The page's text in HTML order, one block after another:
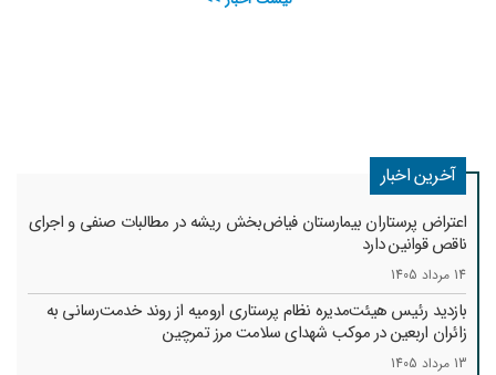
آخرین اخبار
اعتراض پرستاران بیمارستان فیاض‌بخش ریشه در مطالبات صنفی و اجرای
ناقص قوانین دارد
14 مرداد 1405
بازدید رئیس هیئت‌مدیره نظام پرستاری ارومیه از روند خدمت‌رسانی به
زائران اربعین در موکب شهدای سلامت مرز تمرچین
13 مرداد 1405